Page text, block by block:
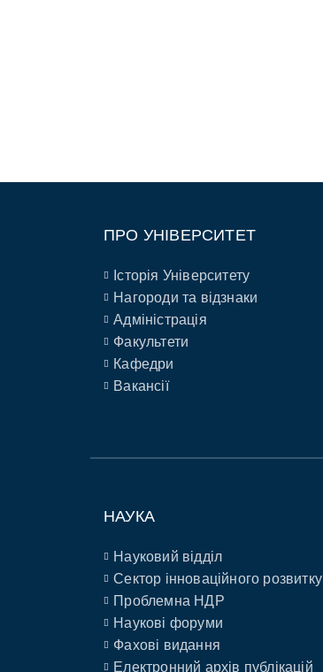
ПРО УНІВЕРСИТЕТ
Історія Університету
Нагороди та відзнаки
Адміністрація
Факультети
Кафедри
Вакансії
НАУКА
Науковий відділ
Сектор інноваційного розвитку
Проблемна НДР
Наукові форуми
Фахові видання
Електронний архів публікацій